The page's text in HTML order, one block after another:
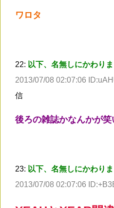
ワロタ
22: 以下、名無しにかわり
2013/07/08 02:07:06
信
後ろの雑誌かなんかが笑
23: 以下、名無しにかわり
2013/07/08 02:07:06